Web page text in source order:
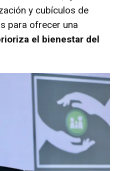
y cubículos de
para ofrecer una
el bienestar del